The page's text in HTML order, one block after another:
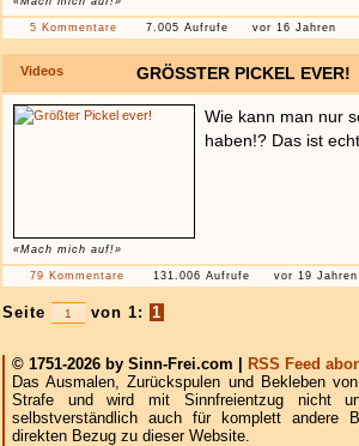
5 Kommentare 7.005 Aufrufe vor 16 Jahren
Videos GRÖSSTER PICKEL EVER!
«Mach mich auf!»
Wie kann man nur
haben!? Das ist
79 Kommentare 131.006 Aufrufe vor 19 Jahren
Seite von 1: 1
© 1751-2026 by Sinn-Frei.com |
RSS Feed
Das Ausmalen, Zurückspulen und Bekleben
Strafe und wird mit Sinnfreientzug nicht
selbstverständlich auch für komplett andere
direkten Bezug zu dieser Website.